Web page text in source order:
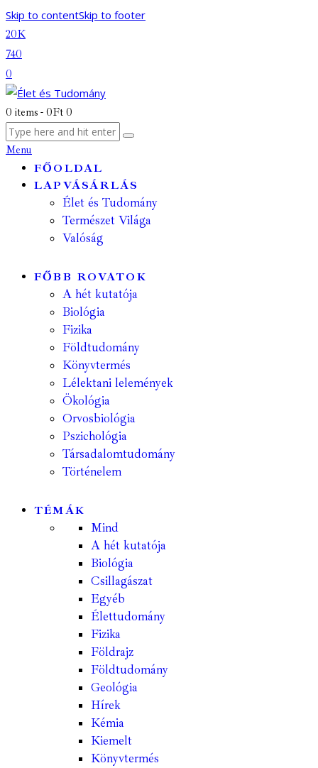
Skip to contentSkip to footer
20K
740
0
0 items - 0Ft 0
Menu
FŐOLDAL
LAPVÁSÁRLÁS
Élet és Tudomány
Természet Világa
Valóság
FŐBB ROVATOK
A hét kutatója
Biológia
Fizika
Földtudomány
Könyvtermés
Lélektani lelemények
Ökológia
Orvosbiológia
Pszichológia
Társadalomtudomány
Történelem
TÉMÁK
Mind
A hét kutatója
Biológia
Csillagászat
Egyéb
Élettudomány
Fizika
Földrajz
Földtudomány
Geológia
Hírek
Kémia
Kiemelt
Könyvtermés